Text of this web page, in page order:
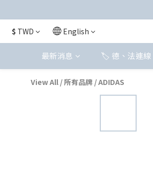
$ TWD English
最新消息 🏷️ 德、法連線
View All /所有品牌 /ADIDAS